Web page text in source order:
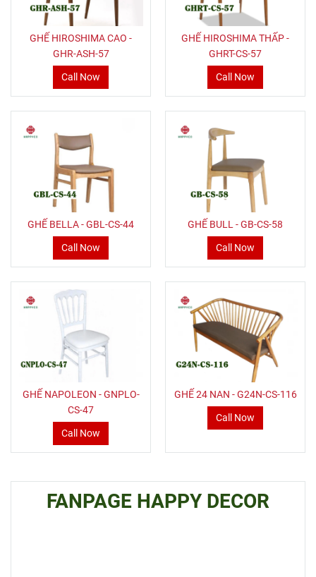
GHẾ HIROSHIMA CAO -
GHR-ASH-57
Call Now
GHẾ HIROSHIMA THẤP -
GHRT-CS-57
Call Now
GHẾ BELLA - GBL-CS-44
Call Now
GHẾ BULL - GB-CS-58
Call Now
GHẾ NAPOLEON - GNPLO-
CS-47
Call Now
GHẾ 24 NAN - G24N-CS-116
Call Now
FANPAGE HAPPY DECOR